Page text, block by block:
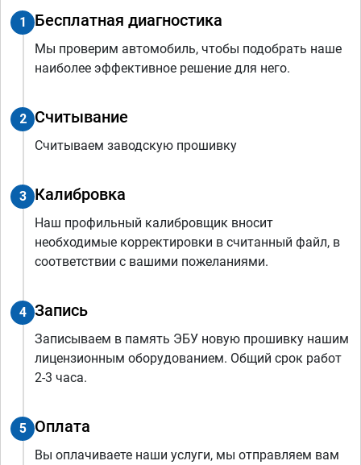
1 Бесплатная диагностика
Мы проверим автомобиль, чтобы подобрать наше
наиболее эффективное решение для него.
2 Считывание
Считываем заводскую прошивку
3 Калибровка
Наш профильный калибровщик вносит
необходимые корректировки в считанный файл, в
соответствии с вашими пожеланиями.
4 Запись
Записываем в память ЭБУ новую прошивку нашим
лицензионным оборудованием. Общий срок работ
2-3 часа.
5 Оплата
Вы оплачиваете наши услуги, мы отправляем вам